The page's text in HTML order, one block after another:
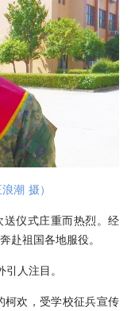
潮 摄）
仪式庄重而热烈。经
赴祖国各地服役。
人注目。
柯欢，受学校征兵宣传